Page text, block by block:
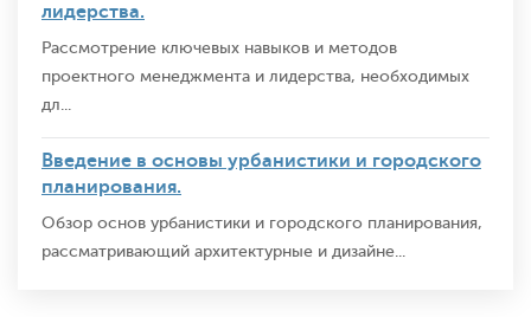
лидерства.
Рассмотрение ключевых навыков и методов
проектного менеджмента и лидерства, необходимых
дл...
Введение в основы урбанистики и городского
планирования.
Обзор основ урбанистики и городского планирования,
рассматривающий архитектурные и дизайне...